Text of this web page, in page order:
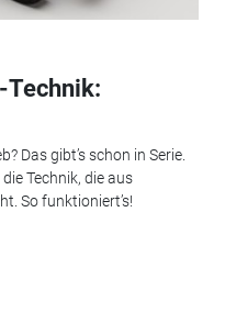
Technik:
Das gibt’s schon in Serie.
Technik, die aus
So funktioniert’s!